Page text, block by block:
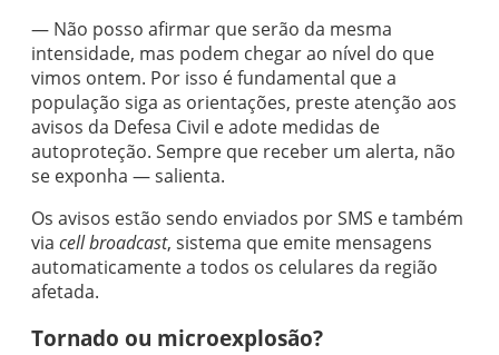
— Não posso afirmar que serão da mesma
intensidade, mas podem chegar ao nível do que
vimos ontem. Por isso é fundamental que a
população siga as orientações, preste atenção aos
avisos da Defesa Civil e adote medidas de
autoproteção. Sempre que receber um alerta, não
se exponha — salienta.
Os avisos estão sendo enviados por SMS e também
via cell broadcast, sistema que emite mensagens
automaticamente a todos os celulares da região
afetada.
Tornado ou microexplosão?